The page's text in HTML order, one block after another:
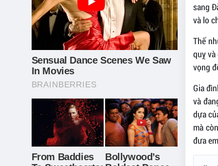
sang
và lo
Thế
quỵ
vọng
Gia
và
dựa
mà
đưa